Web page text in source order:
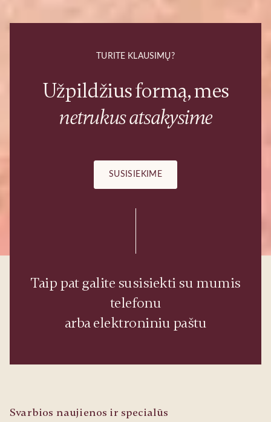
TURITE KLAUSIMŲ?
Užpildžius formą, mes
netrukus atsakysime
SUSISIEKIME
Taip pat galite susisiekti su mumis
telefonu
arba elektroniniu paštu
Svarbios naujienos ir specialūs